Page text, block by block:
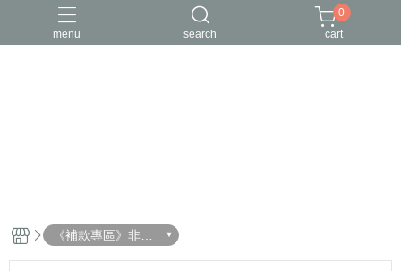
menu search
0
cart
《補款專區》非預
購客戶請物下單